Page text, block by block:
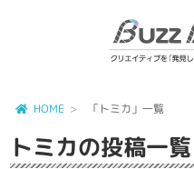
HOME 「トミカ」一覧
トミカの投稿一覧